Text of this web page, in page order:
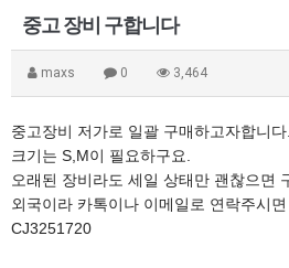
중고 장비 구합니다
maxs 0 3,464
중고장비 저가로 일괄 구매하고자합니다.
크기는 S,M이 필요하구요.
오래된 장비라도 세일 상태만 괜찮으면
외국이라 카톡이나 이메일로 연락주시
CJ3251720